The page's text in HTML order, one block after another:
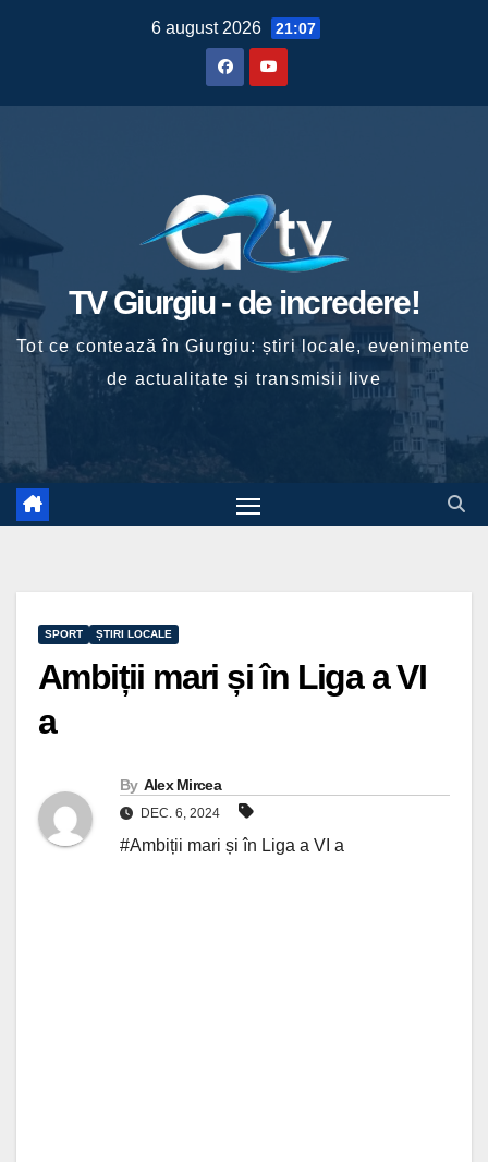
6 august 2026 21:07
TV Giurgiu - de incredere!
Tot ce contează în Giurgiu: știri locale, evenimente
de actualitate și transmisii live
SPORT ȘTIRI LOCALE
Ambiții mari și în Liga a VI
a
By Alex Mircea
DEC. 6, 2024
#Ambiții mari și în Liga a VI a